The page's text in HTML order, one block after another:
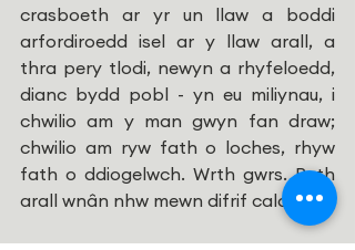
crasboeth ar yr un llaw a boddi
arfordiroedd isel ar y llaw arall, a
thra pery tlodi, newyn a rhyfeloedd,
dianc bydd pobl - yn eu miliynau, i
chwilio am y man gwyn fan draw;
chwilio am ryw fath o loches, rhyw
fath o ddiogelwch. Wrth gwrs. Beth
arall wnân nhw mewn difrif calon?